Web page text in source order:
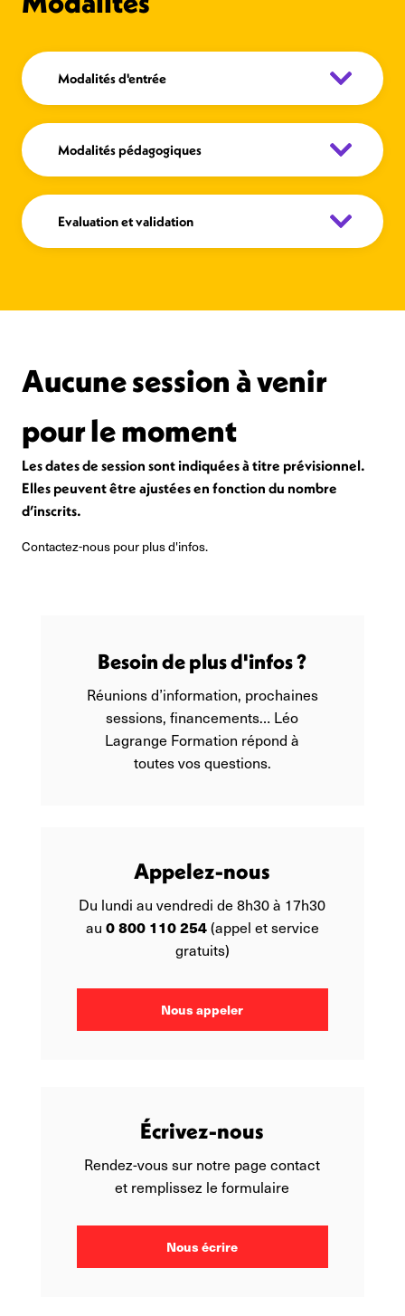
Modalités d'entrée
Modalités pédagogiques
Evaluation et validation
Aucune session à venir
pour le moment
Les dates de session sont indiquées à titre prévisionnel.
Elles peuvent être ajustées en fonction du nombre
d’inscrits.
Contactez-nous pour plus d'infos.
Besoin de plus d'infos ?
Réunions d’information, prochaines
sessions, financements… Léo
Lagrange Formation répond à
toutes vos questions.
Appelez-nous
Du lundi au vendredi de 8h30 à 17h30
au 0 800 110 254(appel et service
gratuits)
Nous appeler
Écrivez-nous
Rendez-vous sur notre page contact
et remplissez le formulaire
Nous écrire